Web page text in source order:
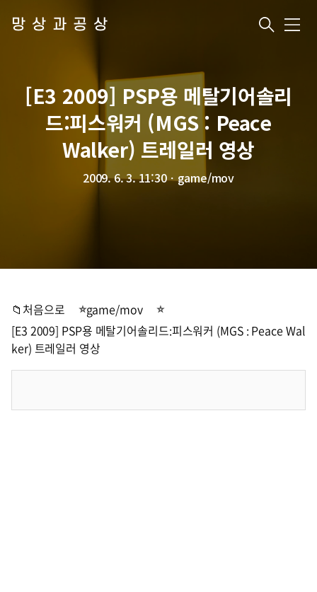
망상과공상 메
[E3 2009] PSP용 메탈기어솔리
드:피스워커 (MGS : Peace
Walker) 트레일러 영상
2009. 6. 3. 11:30ㆍgame/mov
📁처음으로
game/mov
[E3 2009] PSP용 메탈기어솔리드:피스워커 (MGS : Peace Wal
ker) 트레일러 영상